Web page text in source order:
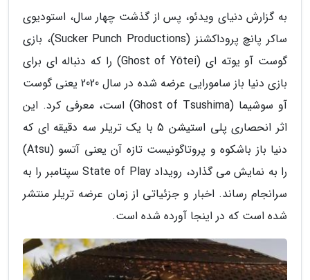
به گزارش دنیای ویدئو، پس از گذشت چهار سال، استودیوی
ساکر پانچ پروداکشنز (Sucker Punch Productions)، بازی
گوست آو یوته ای (Ghost of Yōtei) را که دنباله ای برای
بازی دنیا باز سامورایی عرضه شده در سال 2020 یعنی گوست
آو سوشیما (Ghost of Tsushima) است، معرفی کرد. این
اثر انحصاری پلی استیشن 5 با یک تریلر سه دقیقه ای که
دنیا باز باشکوه و پروتاگونیست تازه آن یعنی آتسو (Atsu)
را به نمایش می گذارد، رویداد State of Play سپتامبر را به
سرانجام رساند. اخبار و جزئیاتی از زمان عرضه تریلر منتشر
شده است که در اینجا آورده شده است.